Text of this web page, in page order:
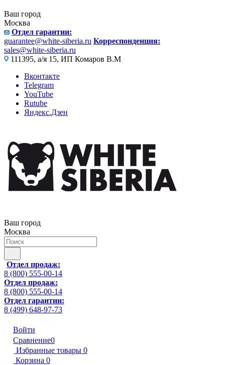
Ваш город
Москва
Отдел гарантии:
guarantee@white-siberia.ru Корреспонденция:
sales@white-siberia.ru
111395, а/я 15, ИП Комаров В.М
Вконтакте
Telegram
YouTube
Rutube
Яндекс.Дзен
Ваш город
Москва
Отдел продаж:
8 (800) 555-00-14
Отдел продаж:
8 (800) 555-00-14
Отдел гарантии:
8 (499) 648-97-73
Войти
Сравнение0
Избранные товары 0
Корзина 0